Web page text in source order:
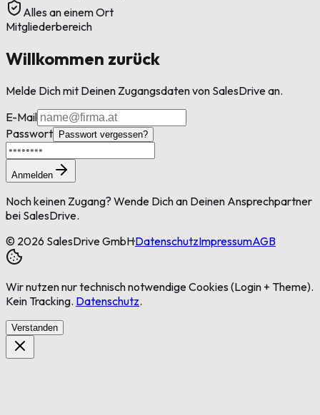
Alles an einem Ort
Mitgliederbereich
Willkommen zurück
Melde Dich mit Deinen Zugangsdaten von SalesDrive an.
E-Mail
Passwort Passwort vergessen?
Anmelden
Noch keinen Zugang? Wende Dich an Deinen Ansprechpartner
bei SalesDrive.
© 2026 SalesDrive GmbH·DatenschutzImpressumAGB
Wir nutzen nur technisch notwendige Cookies (Login + Theme).
Kein Tracking. Datenschutz.
Verstanden